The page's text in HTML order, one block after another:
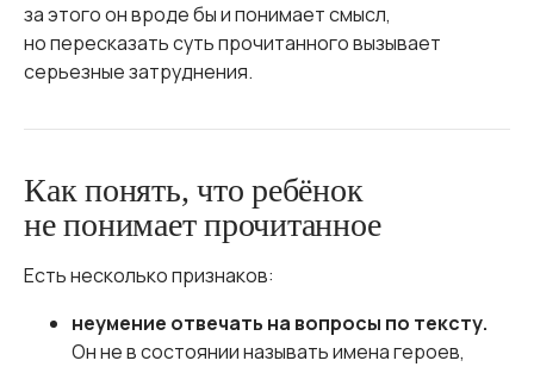
за этого он вроде бы и понимает смысл,
но пересказать суть прочитанного вызывает
серьезные затруднения.
Как понять, что ребёнок
не понимает прочитанное
Есть несколько признаков:
неумение отвечать на вопросы по тексту.
Он не в состоянии называть имена героев,